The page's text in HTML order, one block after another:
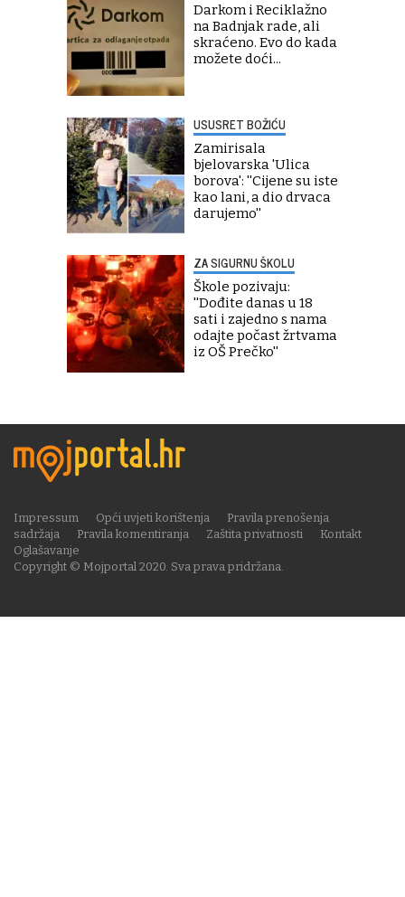
Darkom i Reciklažno
na Badnjak rade, ali
skraćeno. Evo do kada
možete doći...
USUSRET BOŽIĆU
Zamirisala
bjelovarska 'Ulica
borova': ''Cijene su iste
kao lani, a dio drvaca
darujemo''
ZA SIGURNU ŠKOLU
Škole pozivaju:
''Dođite danas u 18
sati i zajedno s nama
odajte počast žrtvama
iz OŠ Prečko''
Copyright © Mojportal 2020. Sva prava pridržana.
Impressum Opći uvjeti korištenja
Pravila prenošenja
sadržaja
Pravila komentiranja Zaštita privatnosti
Kontakt
Oglašavanje